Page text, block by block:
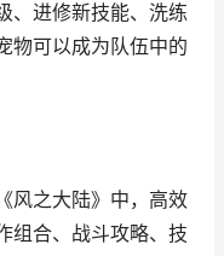
、进修新技能、洗练
物可以成为队伍中的
风之大陆》中，高效
组合、战斗攻略、技